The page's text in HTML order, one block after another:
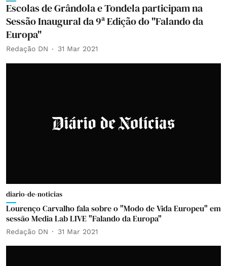
Escolas de Grândola e Tondela participam na
Sessão Inaugural da 9ª Edição do "Falando da
Europa"
Redação DN 31 Mar 2021
diario-de-noticias
Lourenço Carvalho fala sobre o "Modo de Vida Europeu" em
sessão Media Lab LIVE "Falando da Europa"
Redação DN 31 Mar 2021